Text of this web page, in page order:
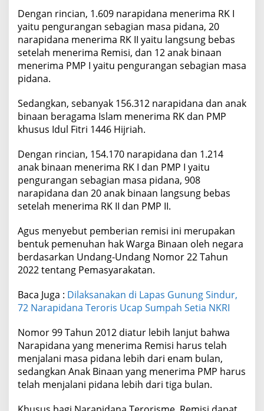
Dengan rincian, 1.609 narapidana menerima RK I
yaitu pengurangan sebagian masa pidana, 20
narapidana menerima RK II yaitu langsung bebas
setelah menerima Remisi, dan 12 anak binaan
menerima PMP I yaitu pengurangan sebagian masa
pidana.
Sedangkan, sebanyak 156.312 narapidana dan anak
binaan beragama Islam menerima RK dan PMP
khusus Idul Fitri 1446 Hijriah.
Dengan rincian, 154.170 narapidana dan 1.214
anak binaan menerima RK I dan PMP I yaitu
pengurangan sebagian masa pidana, 908
narapidana dan 20 anak binaan langsung bebas
setelah menerima RK II dan PMP II.
Agus menyebut pemberian remisi ini merupakan
bentuk pemenuhan hak Warga Binaan oleh negara
berdasarkan Undang-Undang Nomor 22 Tahun
2022 tentang Pemasyarakatan.
Baca Juga : Dilaksanakan di Lapas Gunung Sindur,
72 Narapidana Teroris Ucap Sumpah Setia NKRI
Nomor 99 Tahun 2012 diatur lebih lanjut bahwa
Narapidana yang menerima Remisi harus telah
menjalani masa pidana lebih dari enam bulan,
sedangkan Anak Binaan yang menerima PMP harus
telah menjalani pidana lebih dari tiga bulan.